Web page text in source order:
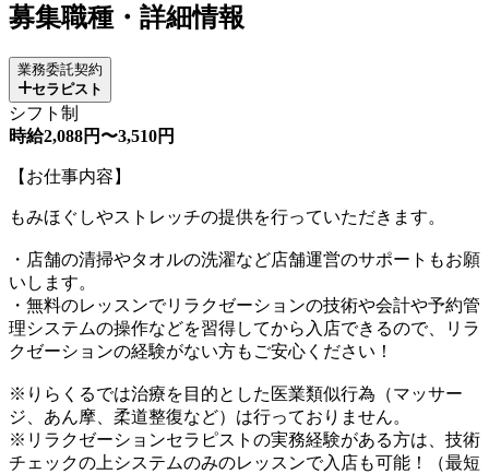
募集職種・詳細情報
業務委託契約
セラピスト
シフト制
時給2,088円〜3,510円
【お仕事内容】
もみほぐしやストレッチの提供を行っていただきます。
・店舗の清掃やタオルの洗濯など店舗運営のサポートもお願
いします。
・無料のレッスンでリラクゼーションの技術や会計や予約管
理システムの操作などを習得してから入店できるので、リラ
クゼーションの経験がない方もご安心ください！
※りらくるでは治療を目的とした医業類似行為（マッサー
ジ、あん摩、柔道整復など）は行っておりません。
※リラクゼーションセラピストの実務経験がある方は、技術
チェックの上システムのみのレッスンで入店も可能！（最短